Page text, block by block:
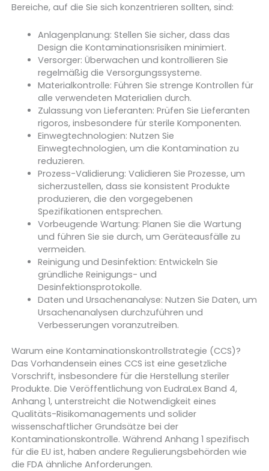
Bereiche, auf die Sie sich konzentrieren sollten, sind:
Anlagenplanung: Stellen Sie sicher, dass das
Design die Kontaminationsrisiken minimiert.
Versorger: Überwachen und kontrollieren Sie
regelmäßig die Versorgungssysteme.
Materialkontrolle: Führen Sie strenge Kontrollen für
alle verwendeten Materialien durch.
Zulassung von Lieferanten: Prüfen Sie Lieferanten
rigoros, insbesondere für sterile Komponenten.
Einwegtechnologien: Nutzen Sie
Einwegtechnologien, um die Kontamination zu
reduzieren.
Prozess-Validierung: Validieren Sie Prozesse, um
sicherzustellen, dass sie konsistent Produkte
produzieren, die den vorgegebenen
Spezifikationen entsprechen.
Vorbeugende Wartung: Planen Sie die Wartung
und führen Sie sie durch, um Geräteausfälle zu
vermeiden.
Reinigung und Desinfektion: Entwickeln Sie
gründliche Reinigungs- und
Desinfektionsprotokolle.
Daten und Ursachenanalyse: Nutzen Sie Daten, um
Ursachenanalysen durchzuführen und
Verbesserungen voranzutreiben.
Warum eine Kontaminationskontrollstrategie (CCS)?
Das Vorhandensein eines CCS ist eine gesetzliche
Vorschrift, insbesondere für die Herstellung steriler
Produkte. Die Veröffentlichung von EudraLex Band 4,
Anhang 1, unterstreicht die Notwendigkeit eines
Qualitäts-Risikomanagements und solider
wissenschaftlicher Grundsätze bei der
Kontaminationskontrolle. Während Anhang 1 spezifisch
für die EU ist, haben andere Regulierungsbehörden wie
die FDA ähnliche Anforderungen.